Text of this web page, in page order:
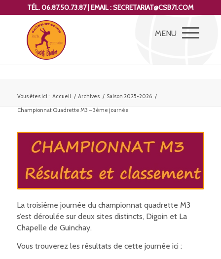
TÉL. 06.87.50.73.87 | EMAIL : SECRETARIAT@CSB71.COM
Vous êtes ici : Accueil / Archives / Saison 2025-2026 /
Championnat Quadrette M3 – 3ème journée
La troisième journée du championnat quadrette M3
s’est déroulée sur deux sites distincts, Digoin et La
Chapelle de Guinchay.
Vous trouverez les résultats de cette journée ici :